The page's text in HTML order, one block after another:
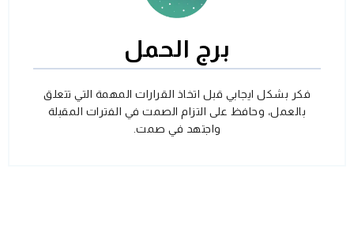
برج الحمل
فكر بشكل ايجابي قبل اتخاذ القرارات المهمة التي تتعلق
بالعمل، وحافظ على التزام الصمت في الفترات المقبلة
واجتهد في صمت.